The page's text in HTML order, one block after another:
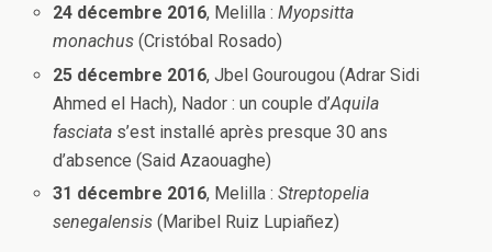
24 décembre 2016, Melilla :Myopsitta
monachus (Cristóbal Rosado)
25 décembre 2016, Jbel Gourougou (Adrar Sidi
Ahmed el Hach), Nador : un couple d’Aquila
fasciata s’est installé après presque 30 ans
d’absence (Said Azaouaghe)
31 décembre 2016, Melilla :Streptopelia
senegalensis(Maribel Ruiz Lupiañez)